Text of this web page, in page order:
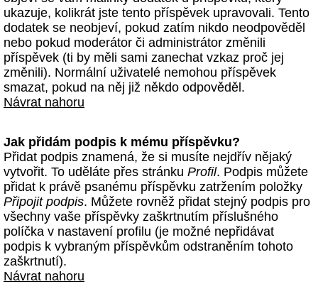
ukazuje, kolikrát jste tento příspěvek upravovali. Tento
dodatek se neobjeví, pokud zatím nikdo neodpověděl
nebo pokud moderátor či administrátor změnili
příspěvek (ti by měli sami zanechat vzkaz proč jej
změnili). Normální uživatelé nemohou příspěvek
smazat, pokud na něj již někdo odpověděl.
Návrat nahoru
Jak přidám podpis k mému příspěvku?
Přidat podpis znamená, že si musíte nejdřív nějaký
vytvořit. To uděláte přes stránku Profil. Podpis můžete
přidat k právě psanému příspěvku zatržením položky
Připojit podpis. Můžete rovněž přidat stejný podpis pro
všechny vaše příspěvky zaškrtnutím příslušného
políčka v nastavení profilu (je možné nepřidávat
podpis k vybraným příspěvkům odstraněním tohoto
zaškrtnutí).
Návrat nahoru